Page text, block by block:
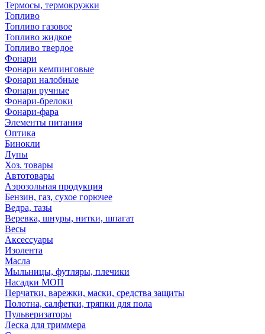
Термосы, термокружки
Топливо
Топливо газовое
Топливо жидкое
Топливо твердое
Фонари
Фонари кемпинговые
Фонари налобные
Фонари ручные
Фонари-брелоки
Фонари-фара
Элементы питания
Оптика
Бинокли
Лупы
Хоз. товары
Автотовары
Аэрозольная продукция
Бензин, газ, сухое горючее
Ведра, тазы
Веревка, шнуры, нитки, шпагат
Весы
Аксессуары
Изолента
Масла
Мыльницы, футляры, плечики
Насадки МОП
Перчатки, варежки, маски, средства защиты
Полотна, салфетки, тряпки для пола
Пульверизаторы
Леска для триммера